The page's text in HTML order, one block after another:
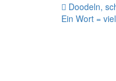
Doodeln,
Ein Wort =